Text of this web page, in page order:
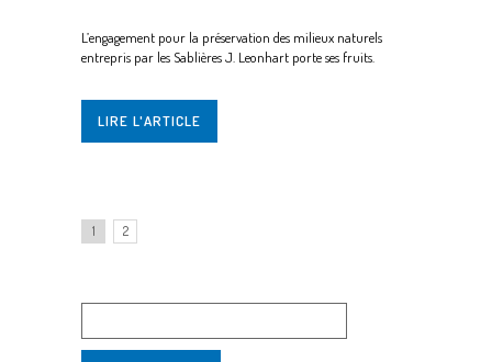
L’engagement pour la préservation des milieux naturels
entrepris par les Sablières J. Leonhart porte ses fruits.
LIRE L'ARTICLE
1 2